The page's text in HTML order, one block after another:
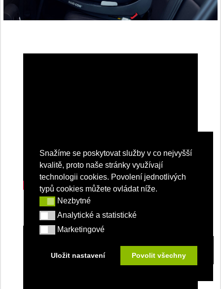
Snažíme se poskytovat služby v co nejvyšší
kvalitě, proto naše stránky využívají
technologii cookies. Povolení jednotlivých
typů cookies můžete ovládat níže.
NezbytnéNezbytné
Analytické a statistické
Analytické a statistické
Marketingové
Marketingové
Uložit nastavení Povolit všechny